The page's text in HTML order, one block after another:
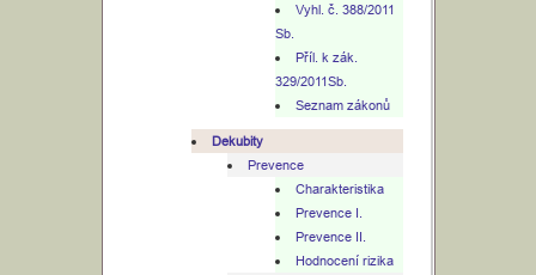
Vyhl. č. 388/2011
Sb.
Příl. k zák.
329/2011Sb.
Seznam zákonů
Dekubity
Prevence
Charakteristika
Prevence I.
Prevence II.
Hodnocení rizika